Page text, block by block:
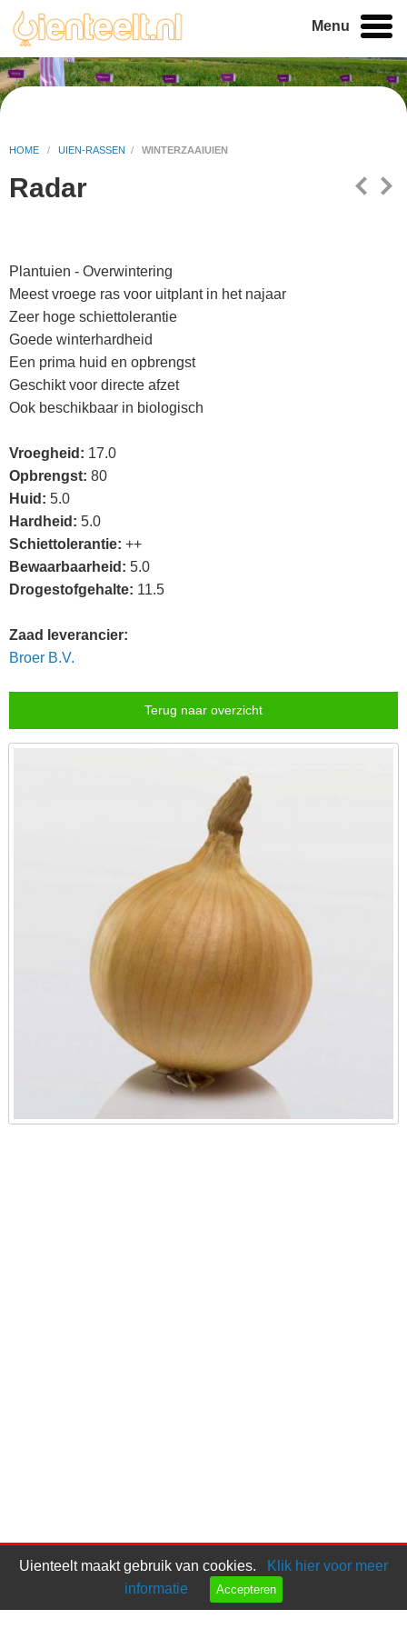
Menu
HOME / UIEN-RASSEN / WINTERZAAIUIEN
Radar
Plantuien - Overwintering
Meest vroege ras voor uitplant in het najaar
Zeer hoge schiettolerantie
Goede winterhardheid
Een prima huid en opbrengst
Geschikt voor directe afzet
Ook beschikbaar in biologisch
Vroegheid: 17.0
Opbrengst: 80
Huid: 5.0
Hardheid: 5.0
Schiettolerantie: ++
Bewaarbaarheid: 5.0
Drogestofgehalte: 11.5
Zaad leverancier:
Broer B.V.
Terug naar overzicht
Uienteelt maakt gebruik van cookies.
Klik hier voor meer
informatie
Accepteren